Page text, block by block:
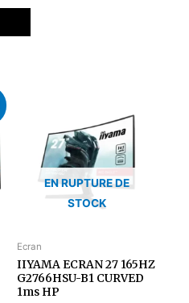
EN RUPTURE DE
STOCK
Ecran
IIYAMA ECRAN 27 165HZ
G2766HSU-B1 CURVED
1ms HP